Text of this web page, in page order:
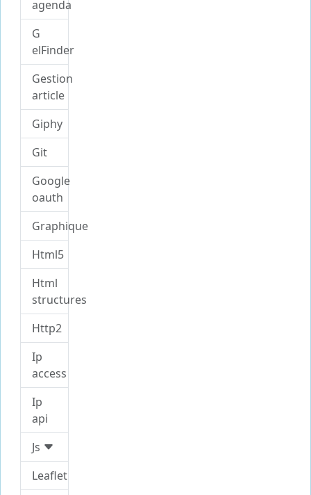
agenda
G
elFinder
Gestion
article
Giphy
Git
Google
oauth
Graphique
Html5
Html
structures
Http2
Ip
access
Ip
api
Js
Leaflet